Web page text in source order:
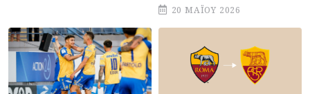
20 ΜΑΪ́ΟΥ 2026